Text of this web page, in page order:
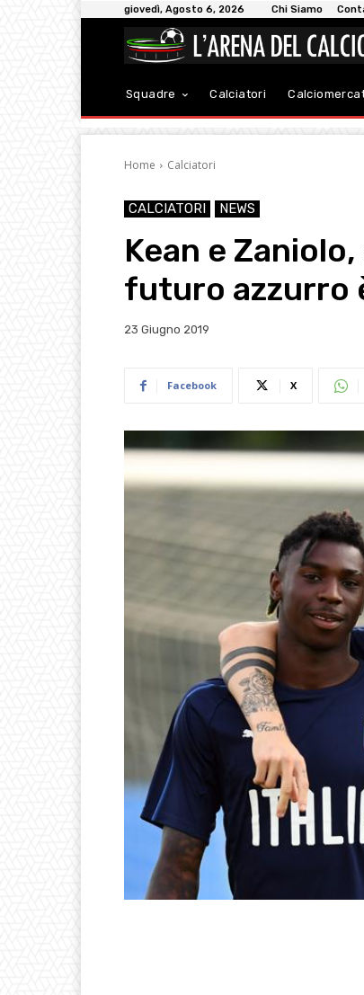
giovedì, Agosto 6, 2026 Chi Siamo
Squadre Calciatori
Home Calciatori
CALCIATORI NEWS
Kean e
futuro azzurro
23 Giugno 2019
Facebook X